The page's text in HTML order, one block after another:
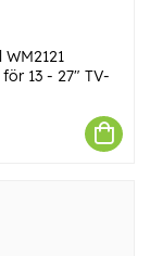
13 - 27" TV-